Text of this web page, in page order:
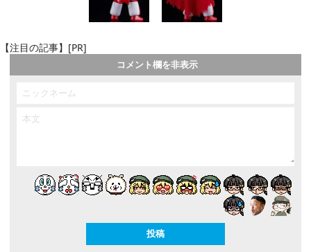
【注目の記事】[PR]
コメント欄を非表示